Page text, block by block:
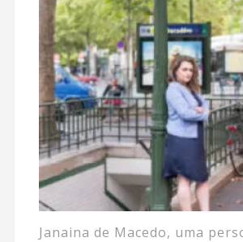
Janaina de Macedo, uma